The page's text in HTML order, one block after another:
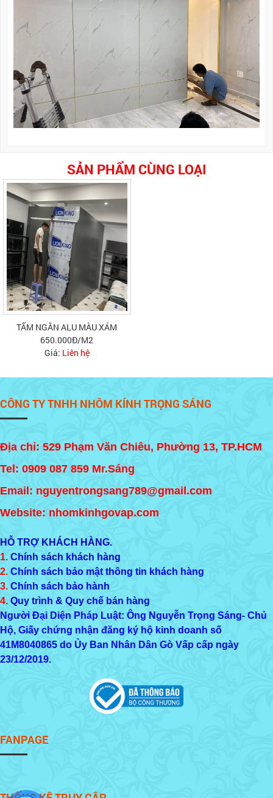
SẢN PHẨM CÙNG LOẠI
TẤM NGĂN ALU MÀU XÁM
650.000Đ/M2
Giá: Liên hệ
CÔNG TY TNHH NHÔM KÍNH TRỌNG SÁNG
Địa chỉ: 529 Phạm Văn Chiêu, Phường 13, TP.HCM
Tel: 0909 087 859 Mr.Sáng
Email: nguyentrongsang789@gmail.com
Website: nhomkinhgovap.com
HỖ TRỢ KHÁCH HÀNG.
1. Chính sách khách hàng
2. Chính sách bảo mật thông tin khách hàng
3. Chính sách bảo hành
4. Quy trình & Quy chế bán hàng
Người Đại Diện Pháp Luật: Ông Nguyễn Trọng Sáng- Chủ
Hộ, Giấy chứng nhận đăng ký hộ kinh doanh số
41M8040865 do Ủy Ban Nhân Dân Gò Vấp cấp ngày
23/12/2019.
FANPAGE